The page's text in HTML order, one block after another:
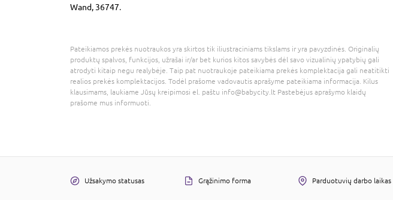
Wand, 36747.
Pateikiamos prekės nuotraukos yra skirtos tik iliustraciniams tikslams ir yra pavyzdinės. Originalių
produktų spalvos, funkcijos, užrašai ir/ar bet kurios kitos savybės dėl savo vizualinių ypatybių gali
atrodyti kitaip negu realybėje. Taip pat nuotraukoje pateikiama prekės komplektacija gali neatitikti
realios prekės komplektacijos. Todėl prašome vadovautis aprašyme pateikiama informacija. Kilus
klausimams, laukiame Jūsų kreipimosi el. paštu info@babycity.lt Pastebėjus aprašymo klaidų
prašome mus informuoti.
Užsakymo statusas Grąžinimo forma Parduotuvių darbo laikas